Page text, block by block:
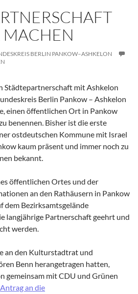
MACHEN
BERLIN PANKOW–ASHKELON
Städtepartnerschaft mit Ashkelon
Berlin Pankow – Ashkelon
einen öffentlichen Ort in Pankow
benennen. Bisher ist die erste
ostdeutschen Kommune mit Israel
kaum präsent und immer noch zu
bekannt.
öffentlichen Ortes und der
an den Rathäusern in Pankow
dem Bezirksamtsgelände
langjährige Partnerschaft geehrt und
werden.
an den Kulturstadtrat und
Benn herangetragen hatten,
gemeinsam mit CDU und Grünen
Antrag an die